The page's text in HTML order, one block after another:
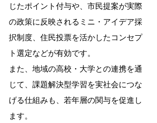
じたポイント付与や、市民提案が実際
の政策に反映されるミニ・アイデア採
択制度、住民投票を活かしたコンセプ
ト選定などが有効です。
また、地域の高校・大学との連携を通
じて、課題解決型学習を実社会につな
げる仕組みも、若年層の関与を促進し
ます。